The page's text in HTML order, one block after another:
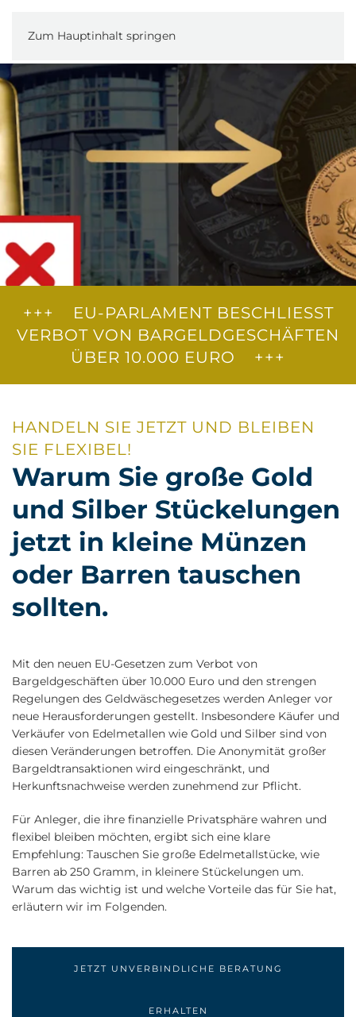
Zum Hauptinhalt springen
+++ EU-PARLAMENT BESCHLIESST V
ERBOT VON BARGELDGESCHÄFTEN Ü
BER 10.000 EURO +++
HANDELN SIE JETZT UND BLEIBEN
SIE FLEXIBEL!
Warum Sie große Gold
und Silber Stückelungen
jetzt in kleine Münzen
oder Barren tauschen
sollten.
Mit den neuen EU-Gesetzen zum Verbot von
Bargeldgeschäften über 10.000 Euro und den strengen
Regelungen des Geldwäschegesetzes werden Anleger vor
neue Herausforderungen gestellt. Insbesondere Käufer und
Verkäufer von Edelmetallen wie Gold und Silber sind von
diesen Veränderungen betroffen. Die Anonymität großer
Bargeldtransaktionen wird eingeschränkt, und
Herkunftsnachweise werden zunehmend zur Pflicht.
Für Anleger, die ihre finanzielle Privatsphäre wahren und
flexibel bleiben möchten, ergibt sich eine klare
Empfehlung: Tauschen Sie große Edelmetallstücke, wie
Barren ab 250 Gramm, in kleinere Stückelungen um.
Warum das wichtig ist und welche Vorteile das für Sie hat,
erläutern wir im Folgenden.
JETZT UNVERBINDLICHE BERATUNG
ERHALTEN